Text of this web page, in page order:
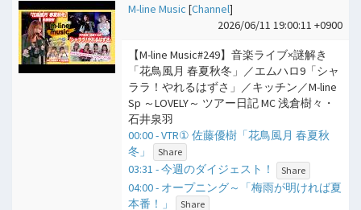
M-line Music [Channel]
2026/06/11 19:00:11 +0900
【M-line Music#249】音楽ライブ×謎解き
「花鳥風月 春夏秋冬」／エムハロ9「シャ
ララ！やれるはずさ」／キッチン／M-line
Sp ～LOVELY～ ツアー日記 MC 浅倉樹々・
石井泉羽
00:00 - VTR① 佐藤優樹「花鳥風月 春夏秋
冬」
Share
03:31 - 今週のダイジェスト！ Share
04:00 - オープニング～「梅雨が明ければ夏
本番！」
Share